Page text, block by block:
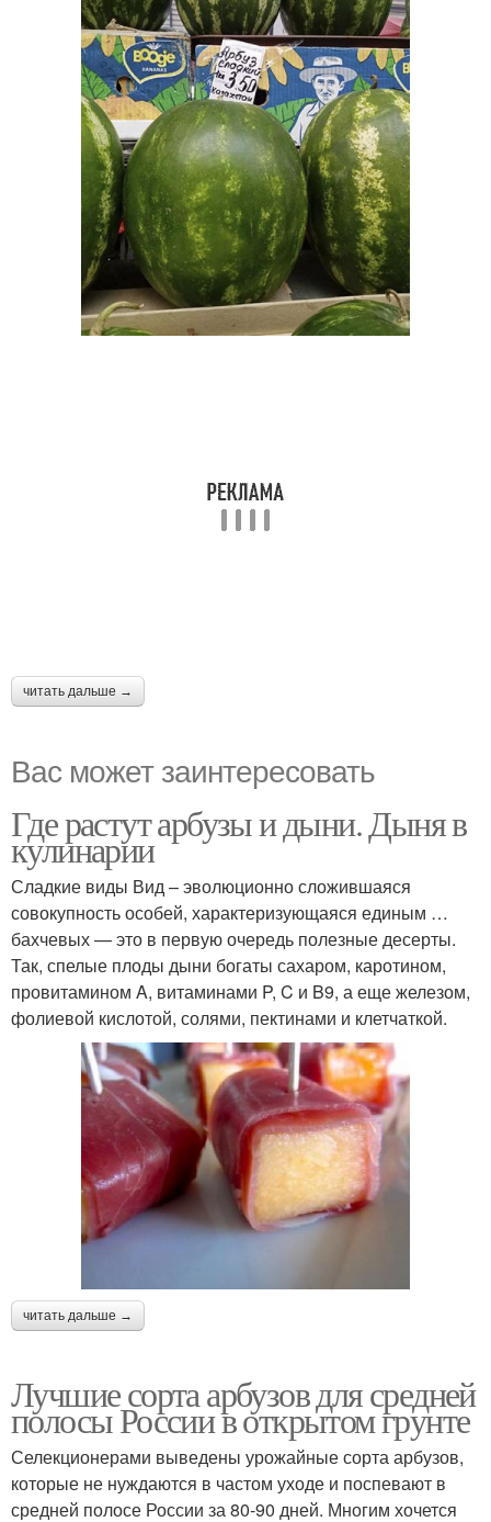
читать дальше →
Вас может заинтересовать
Где растут арбузы и дыни. Дыня в
кулинарии
Сладкие виды Вид – эволюционно сложившаяся
совокупность особей, характеризующаяся единым …
бахчевых — это в первую очередь полезные десерты.
Так, спелые плоды дыни богаты сахаром, каротином,
провитамином A, витаминами P, C и B9, а еще железом,
фолиевой кислотой, солями, пектинами и клетчаткой.
читать дальше →
Лучшие сорта арбузов для средней
полосы России в открытом грунте
Селекционерами выведены урожайные сорта арбузов,
которые не нуждаются в частом уходе и поспевают в
средней полосе России за 80-90 дней. Многим хочется